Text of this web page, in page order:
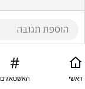
ראשי האשטאגים